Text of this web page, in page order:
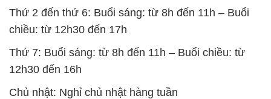
Thứ 2 đến thứ 6: Buổi sáng: từ 8h đến 11h – Buổi
chiều: từ 12h30 đến 17h
Thứ 7: Buổi sáng: từ 8h đến 11h – Buổi chiều: từ
12h30 đến 16h
Chủ nhật: Nghỉ chủ nhật hàng tuần